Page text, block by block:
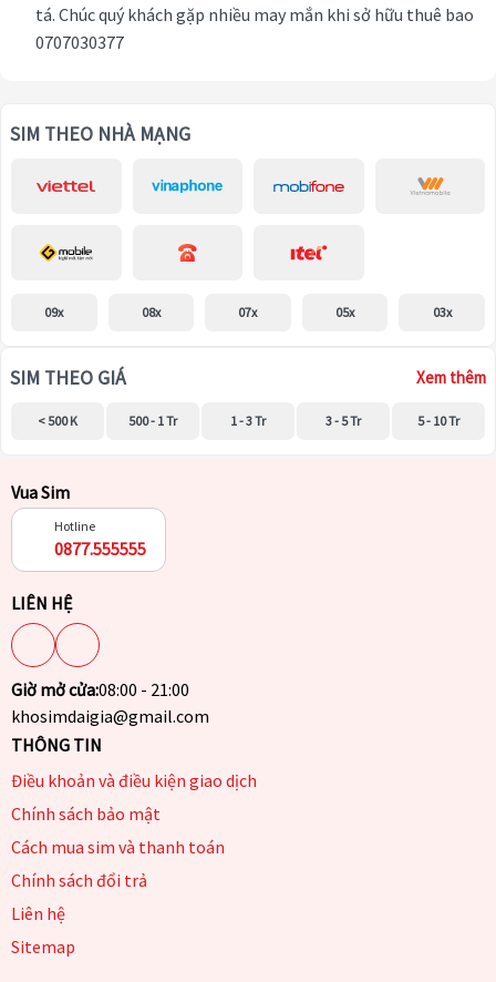
tá. Chúc quý khách gặp nhiều may mắn khi sở hữu thuê bao
0707030377
SIM THEO NHÀ MẠNG
09x 08x 07x 05x 03x
SIM THEO GIÁ Xem thêm
< 500 K 500 - 1 Tr 1 - 3 Tr 3 - 5 Tr 5 - 10 Tr
Vua Sim
Hotline
0877.555555
LIÊN HỆ
Giờ mở cửa:08:00 - 21:00
khosimdaigia@gmail.com
THÔNG TIN
Điều khoản và điều kiện giao dịch
Chính sách bảo mật
Cách mua sim và thanh toán
Chính sách đổi trả
Liên hệ
Sitemap